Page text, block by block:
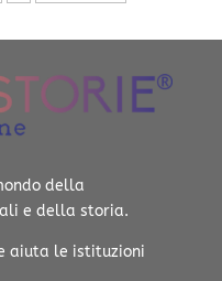
della
e della storia.
aiuta le istituzioni